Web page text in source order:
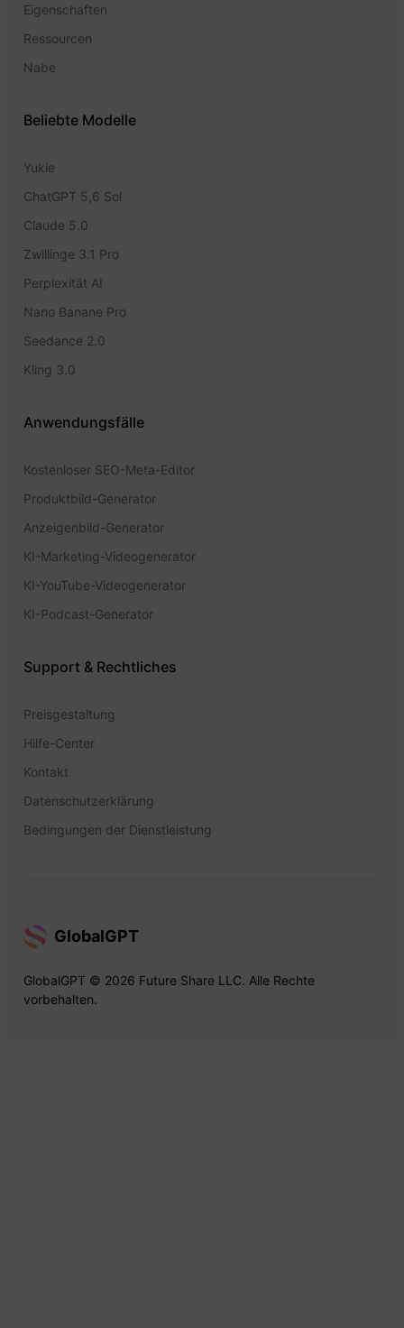
Eigenschaften
Ressourcen
Nabe
Beliebte Modelle
Yukie
ChatGPT 5,6 Sol
Claude 5.0
Zwillinge 3.1 Pro
Perplexität AI
Nano Banane Pro
Seedance 2.0
Kling 3.0
Anwendungsfälle
Kostenloser SEO-Meta-Editor
Produktbild-Generator
Anzeigenbild-Generator
KI-Marketing-Videogenerator
KI-YouTube-Videogenerator
KI-Podcast-Generator
Support & Rechtliches
Preisgestaltung
Hilfe-Center
Kontakt
Datenschutzerklärung
Bedingungen der Dienstleistung
GlobalGPT
GlobalGPT © 2026 Future Share LLC. Alle Rechte
vorbehalten.